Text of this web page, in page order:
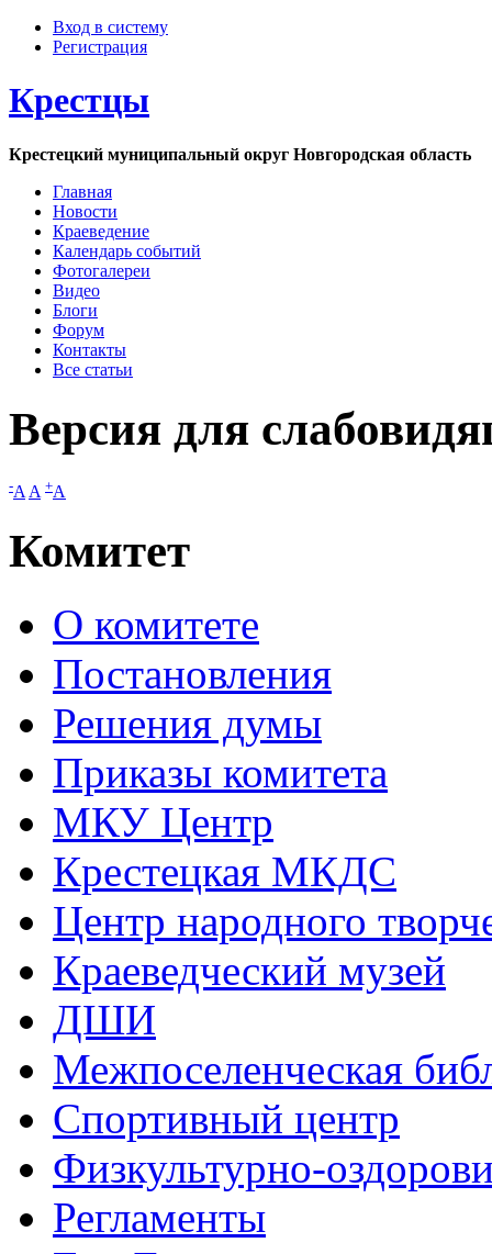
Вход в систему
Регистрация
Крестцы
Крестецкий муниципальный округ Новгородская область
Главная
Новости
Краеведение
Календарь событий
Фотогалереи
Видео
Блоги
Форум
Контакты
Все статьи
Версия для
-A A +A
Комитет
О комитете
Постановления
Решения думы
Приказы комитета
МКУ Центр
Крестецкая МКДС
Центр народного
Краеведческий музей
ДШИ
Межпоселенческая
Спортивный центр
Физкультурно-
Регламенты